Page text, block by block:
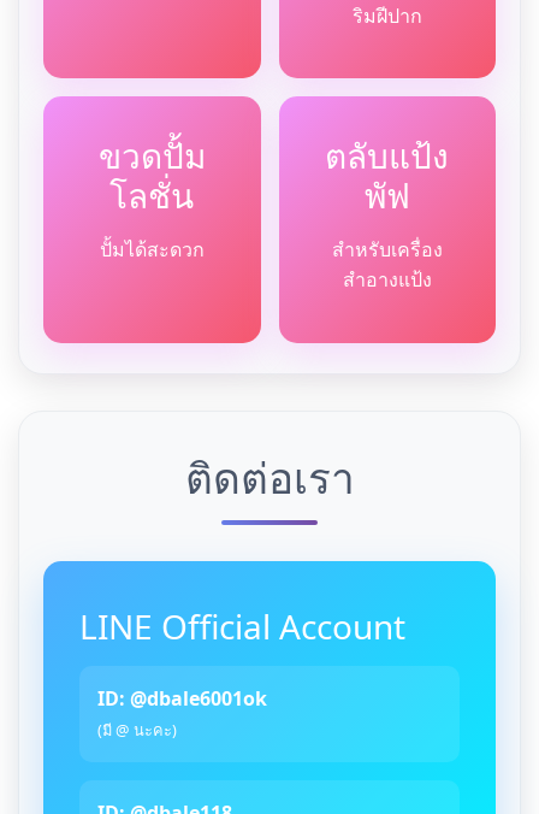
ริมฝีปาก
ขวดปั้ม
โลชั่น
ปั้มได้สะดวก
ตลับแป้ง
พัฟ
สำหรับเครื่อง
สำอางแป้ง
ติดต่อเรา
LINE Official Account
ID: @dbale6001ok
(มี @ นะคะ)